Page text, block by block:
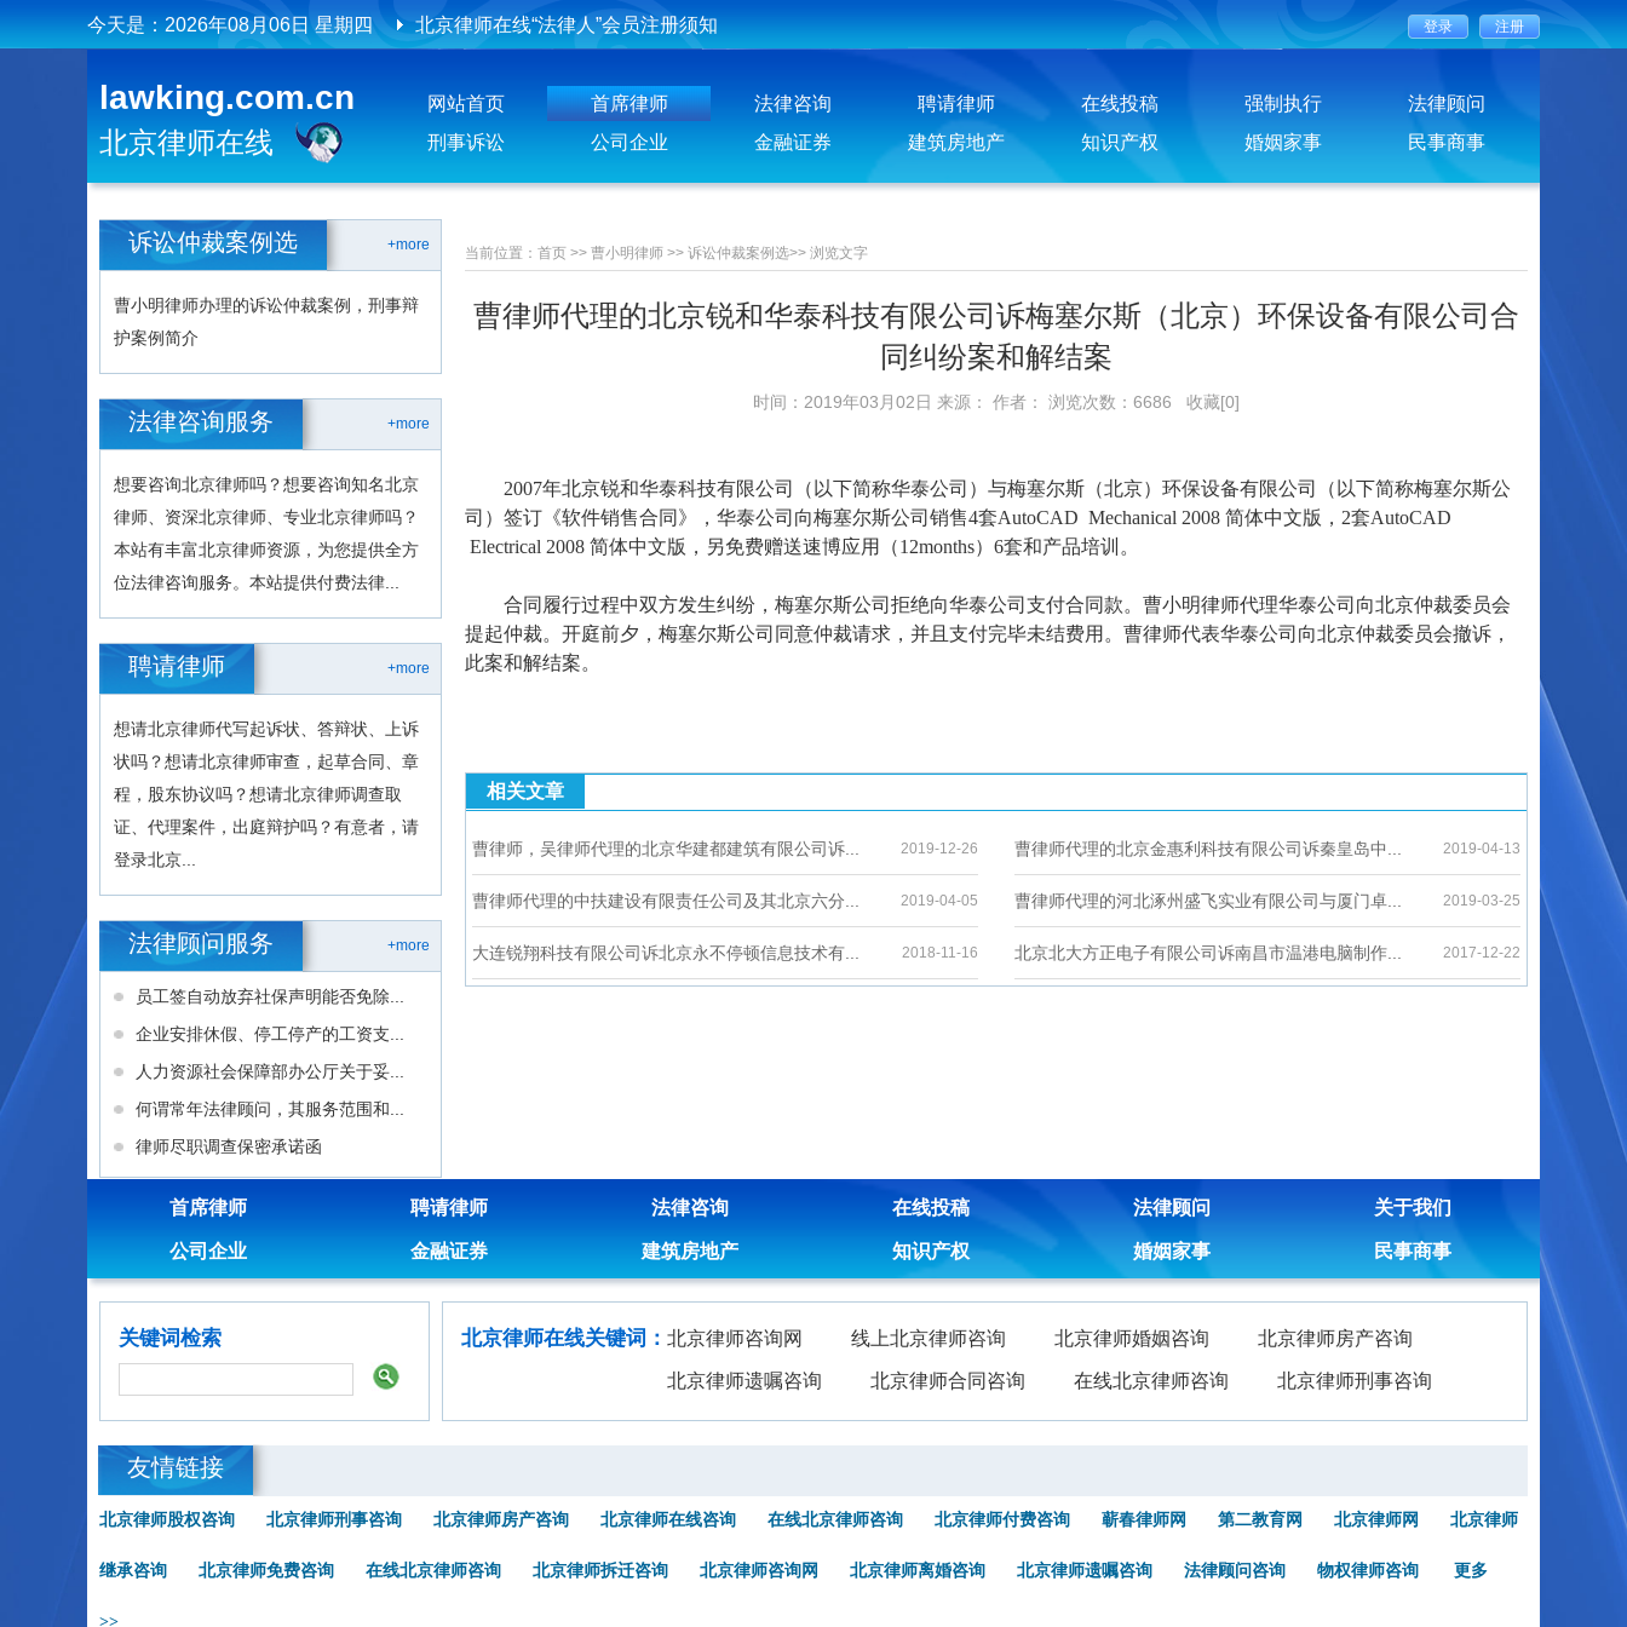
今天是： 2026年08月06日 星期四 北京律师在线“法律人”会员注册须知
北京律师在线聘请律师须知
lawking.com.cn
北京律师在线
网站首页 首席律师 法律咨询 聘请律师 在线投稿 强制执行
法律顾问
刑事诉讼
公司企业 金融证券 建筑房地产 知识产权 婚姻家事 民事商事
+more
诉讼仲裁案例选
曹小明律师办理的诉讼仲裁案例，刑事辩
护案例简介
+more
法律咨询服务
想要咨询北京律师吗？想要咨询知名北京
律师、资深北京律师、专业北京律师吗？
本站有丰富北京律师资源，为您提供全方
位法律咨询服务。本站提供付费法律...
+more
聘请律师
想请北京律师代写起诉状、答辩状、上诉
状吗？想请北京律师审查，起草合同、章
程，股东协议吗？想请北京律师调查取
证、代理案件，出庭辩护吗？有意者，请
登录北京...
+more
法律顾问服务
员工签自动放弃社保声明能否免除...
企业安排休假、停工停产的工资支...
人力资源社会保障部办公厅关于妥...
何谓常年法律顾问，其服务范围和...
律师尽职调查保密承诺函
当前位置： 首页 >> 曹小明律师 >> 诉讼仲裁案例选>> 浏览文字
曹律师代理的北京锐和华泰科技有限公司诉梅塞尔斯（北京）环保设备有限公司合
同纠纷案和解结案
时间：2019年03月02日 来源： 作者： 浏览次数：6686 收藏[0]
2007年北京锐和华泰科技有限公司（以下简称华泰公司）与梅塞尔斯（北京）环保设备有限公司（以下简称梅塞尔斯公
司）签订《软件销售合同》，华泰公司向梅塞尔斯公司销售4套AutoCAD Mechanical 2008 简体中文版，2套AutoCAD
Electrical 2008 简体中文版，另免费赠送速博应用（12months）6套和产品培训。
合同履行过程中双方发生纠纷，梅塞尔斯公司拒绝向华泰公司支付合同款。曹小明律师代理华泰公司向北京仲裁委员会
提起仲裁。开庭前夕，梅塞尔斯公司同意仲裁请求，并且支付完毕未结费用。曹律师代表华泰公司向北京仲裁委员会撤诉，
此案和解结案。
相关文章
曹律师，吴律师代理的北京华建都建筑有限公司诉... 2019-12-26 曹律师代理的北京金惠利科技有限公司诉秦皇岛中... 2019-04-13
曹律师代理的中扶建设有限责任公司及其北京六分... 2019-04-05 曹律师代理的河北涿州盛飞实业有限公司与厦门卓... 2019-03-25
大连锐翔科技有限公司诉北京永不停顿信息技术有... 2018-11-16 北京北大方正电子有限公司诉南昌市温港电脑制作... 2017-12-22
首席律师 聘请律师 法律咨询 在线投稿 法律顾问 关于我们
公司企业 金融证券 建筑房地产 知识产权 婚姻家事 民事商事
关键词检索 北京律师在线关键词： 北京律师咨询网 线上北京律师咨询 北京律师婚姻咨询 北京律师房产咨询
北京律师遗嘱咨询 北京律师合同咨询 在线北京律师咨询 北京律师刑事咨询
友情链接
北京律师股权咨询 北京律师刑事咨询 北京律师房产咨询 北京律师在线咨询 在线北京律师咨询 北京律师付费咨询 蕲春律师网 第二教育网 北京律师网 北京律师
继承咨询 北京律师免费咨询 在线北京律师咨询 北京律师拆迁咨询 北京律师咨询网 北京律师离婚咨询 北京律师遗嘱咨询 法律顾问咨询 物权律师咨询 更多
>>